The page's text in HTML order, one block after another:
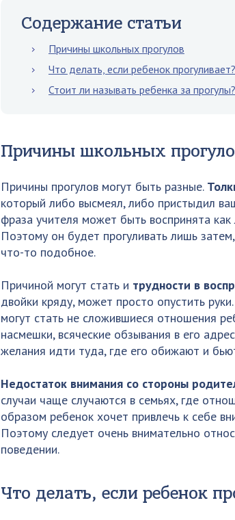
Содержание статьи
Причины школьных прогулов
Что делать, если ребенок прогуливает?
Стоит ли называть ребенка за прогулы?
Причины школьных
Причины прогулов могут быть разные.
который либо высмеял, либо пристыдил
фраза учителя может быть воспринята
Поэтому он будет прогуливать лишь
что-то подобное.
Причиной могут стать и трудности в
двойки кряду, может просто опустить
могут стать не сложившиеся отношения
насмешки, всяческие обзывания в его
желания идти туда, где его обижают и
Недостаток внимания со стороны
случаи чаще случаются в семьях, где
образом ребенок хочет привлечь к себе
Поэтому следует очень внимательно
поведении.
Что делать, если ребенок